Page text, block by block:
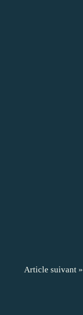
Article suivant »